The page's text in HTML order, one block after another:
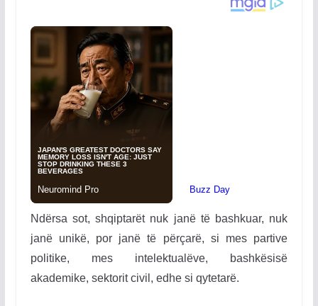
Ndërsa sot, shqiptarët nuk janë të bashkuar, nuk
janë unikë, por janë të përçarë, si mes partive
politike, mes intelektualëve, bashkësisë
akademike, sektorit civil, edhe si qytetarë.